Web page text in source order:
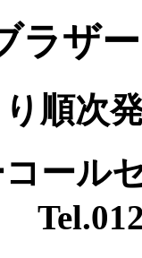
ラザ
順次
ール